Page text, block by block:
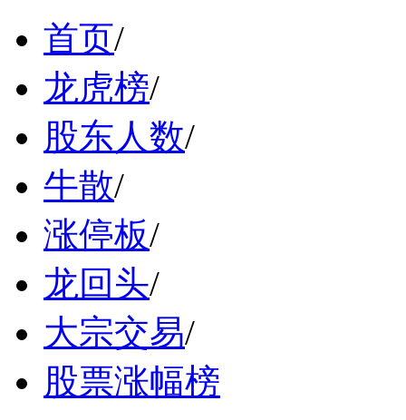
首页/
龙虎榜/
股东人数/
牛散/
涨停板/
龙回头/
大宗交易/
股票涨幅榜